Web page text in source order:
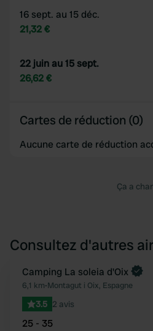
16 sept. au 15 déc.
21,32 €
22 juin au 15 sept.
26,62 €
Cartes de réduction (0)
Aucune carte de réduction
Ça a
Consultez d'autres
Reserve maintenant
Camping La soleia d'Oix
6,1 km•Montagut i Oix, Espagne
3.5 2 avis
25 - 35